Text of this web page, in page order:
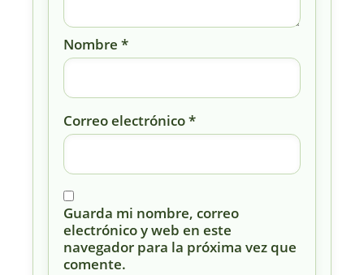
Nombre *
Correo electrónico*
Guarda mi nombre, correo
electrónico y web en este
navegador para la próxima vez que
comente.